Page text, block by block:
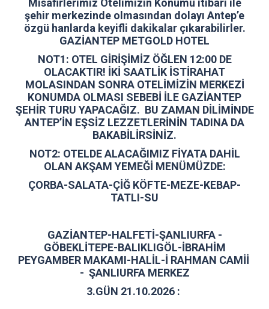
şehir merkezinde olmasından dolayı Antep’e
özgü hanlarda keyifli dakikalar çıkarabilirler.
GAZİANTEP METGOLD HOTEL
NOT1: OTEL GİRİŞİMİZ ÖĞLEN 12:00 DE
OLACAKTIR! İKİ SAATLİK İSTİRAHAT
MOLASINDAN SONRA OTELİMİZİN MERKEZİ
KONUMDA OLMASI SEBEBİ İLE GAZİANTEP
ŞEHİR TURU YAPACAĞIZ. BU ZAMAN DİLİMİNDE
ANTEP’İN EŞSİZ LEZZETLERİNİN TADINA DA
BAKABİLİRSİNİZ.
NOT2: OTELDE ALACAĞIMIZ FİYATA DAHİL
OLAN AKŞAM YEMEĞİ MENÜMÜZDE:
ÇORBA-SALATA-ÇİĞ KÖFTE-MEZE-KEBAP-
TATLI-SU
GAZİANTEP-HALFETİ-ŞANLIURFA -
GÖBEKLİTEPE-BALIKLIGÖL-İBRAHİM
PEYGAMBER MAKAMI-HALİL-İ RAHMAN CAMİİ
- ŞANLIURFA MERKEZ
3.GÜN 21.10.2026 :